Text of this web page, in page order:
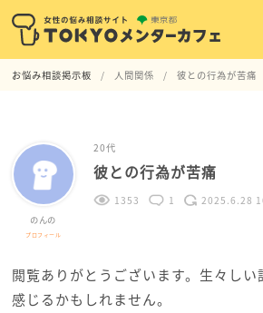
お悩み相談掲示板 人間関係 彼との行為が苦痛
のんの
プロフィール
20代
彼との行為が苦痛
1353 1 2025.6.28
閲覧ありがとうございます。生々しい
感じるかもしれません。